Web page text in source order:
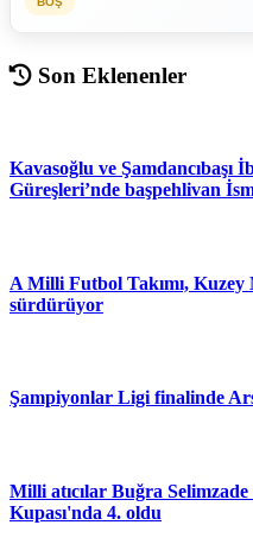
Son Eklenenler
Kavasoğlu ve Şamdancıbaşı
Güreşleri’nde başpehlivan
A Milli Futbol Takımı, Kuzey
sürdürüyor
Şampiyonlar Ligi finalinde
Milli atıcılar Buğra
Kupası'nda 4. oldu